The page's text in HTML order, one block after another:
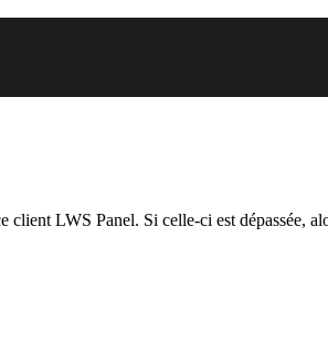
LWS Panel. Si celle-ci est dépassée,